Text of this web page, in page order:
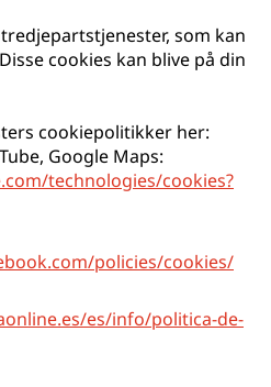
som kan
cookies kan blive på din
cookiepolitikker her:
Google Maps:
technologies/cookies?
policies/cookies/
es/info/politica-de-